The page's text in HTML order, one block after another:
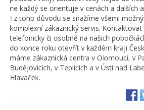
ne každý se orientuje v cenách a dalších
I z toho důvodu se snažíme všemi
komplexní zákaznický servis.
telefonicky či osobně na našich
do konce roku otevřít v každém kraji
máme zákaznická centra v Olomouci, v
Budějovicích, v Teplicích a v Ústí nad
Hlaváček.